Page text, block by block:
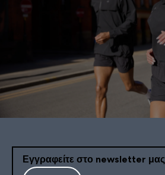
Εγγραφείτε στο newsletter μας